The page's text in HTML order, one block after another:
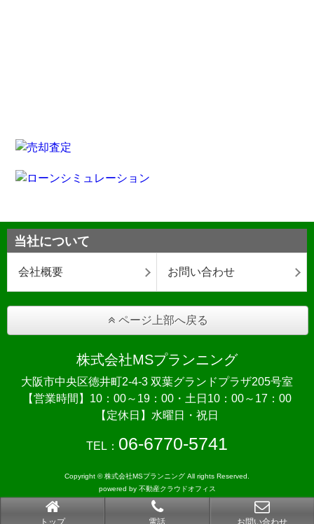
トップ 電話 お問い合わせ
当社について
会社概要 お問い合わせ
ページ上部へ戻る
株式会社MSプランニング
大阪市中央区徳井町2-4-3 双葉グランドプラザ205号室
【営業時間】10：00～19：00・土日10：00～17：00
【定休日】水曜日・祝日
TEL： 06-6770-5741
Copyright © 株式会社MSプランニング All rights Reserved.
powered by 不動産クラウドオフィス